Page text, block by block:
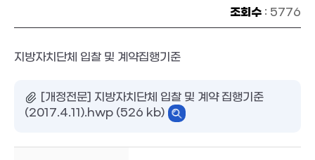
조회수 : 5776
지방자치단체 입찰 및 계약집행기준
[개정전문] 지방자치단체 입찰 및 계약 집행기준
(2017.4.11).hwp (526 kb)